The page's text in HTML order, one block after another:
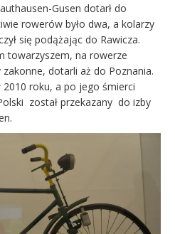
Gusen dotarł do
rowerów było dwa, a kolarzy
się podążając do Rawicza.
towarzyszem, na rowerze
dotarli aż do Poznania.
2010 roku, a po jego śmierci
został przekazany do izby